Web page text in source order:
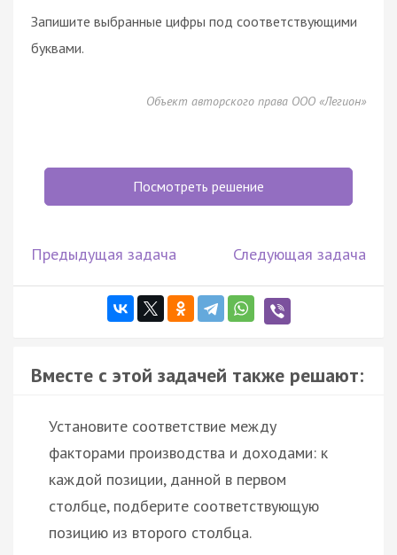
Запишите выбранные цифры под соответствующими
буквами.
Объект авторского права ООО «Легион»
Посмотреть решение
Предыдущая задача Следующая задача
Вместе с этой задачей также решают:
Установите соответствие между
факторами производства и доходами: к
каждой позиции, данной в первом
столбце, подберите соответствующую
позицию из второго столбца.